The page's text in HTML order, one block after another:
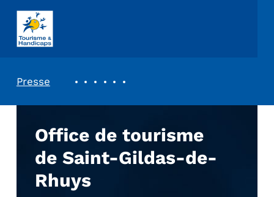
ASSOCIATION TOURISME ET HANDICAPS
Presse
Office de tourisme
de Saint-Gildas-de-
Rhuys